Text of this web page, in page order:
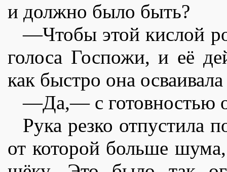
и должно было быть?
—Чтобы этой кислой
голоса Госпожи, и еë
как быстро она
—Да,— с готовностью
Рука резко отпустила
от которой больше